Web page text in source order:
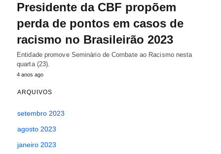
Presidente da CBF propõem
perda de pontos em casos de
racismo no Brasileirão 2023
Entidade promove Seminário de Combate ao Racismo nesta
quarta (23).
4 anos ago
ARQUIVOS
setembro 2023
agosto 2023
janeiro 2023